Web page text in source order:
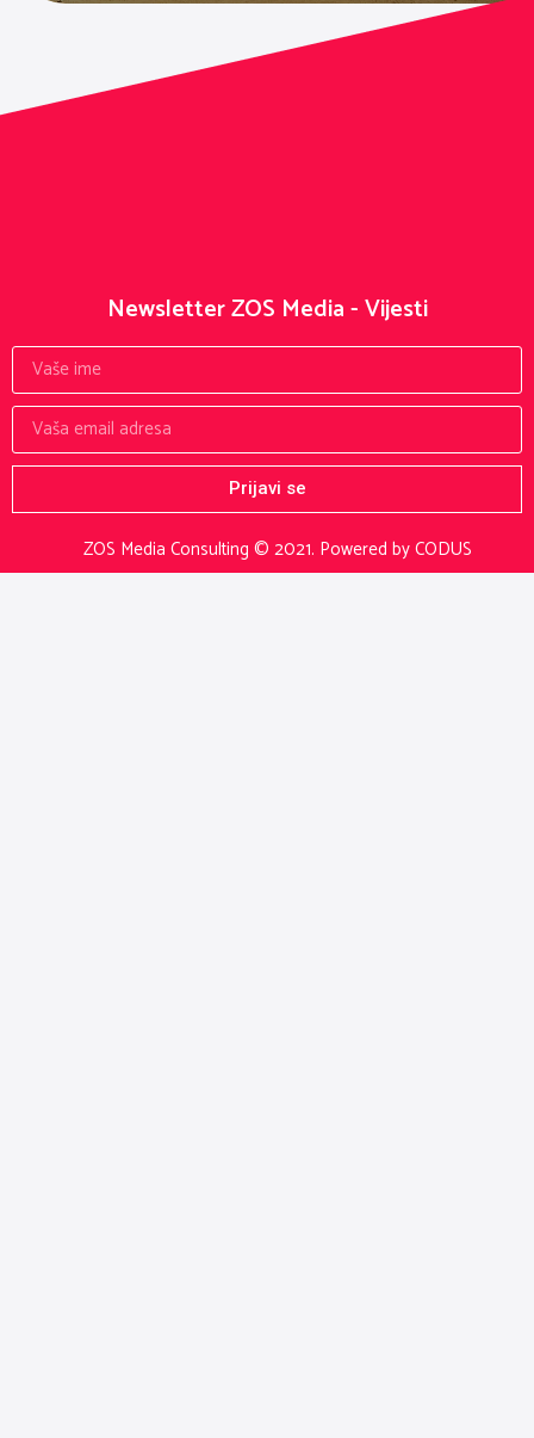
ZOS Media Consulting © 2021. Powered by CODUS
Newsletter ZOS Media - Vijesti
Prijavi se